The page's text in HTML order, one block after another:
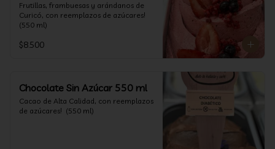
Frutillas, frambuesas y arándanos de
Curicó, con reemplazos de azúcares!
(550 ml)
$8.500
Chocolate Sin Azúcar 550 ml
Cacao de Alta Calidad, con reemplazos
de azúcares!  (550 ml)